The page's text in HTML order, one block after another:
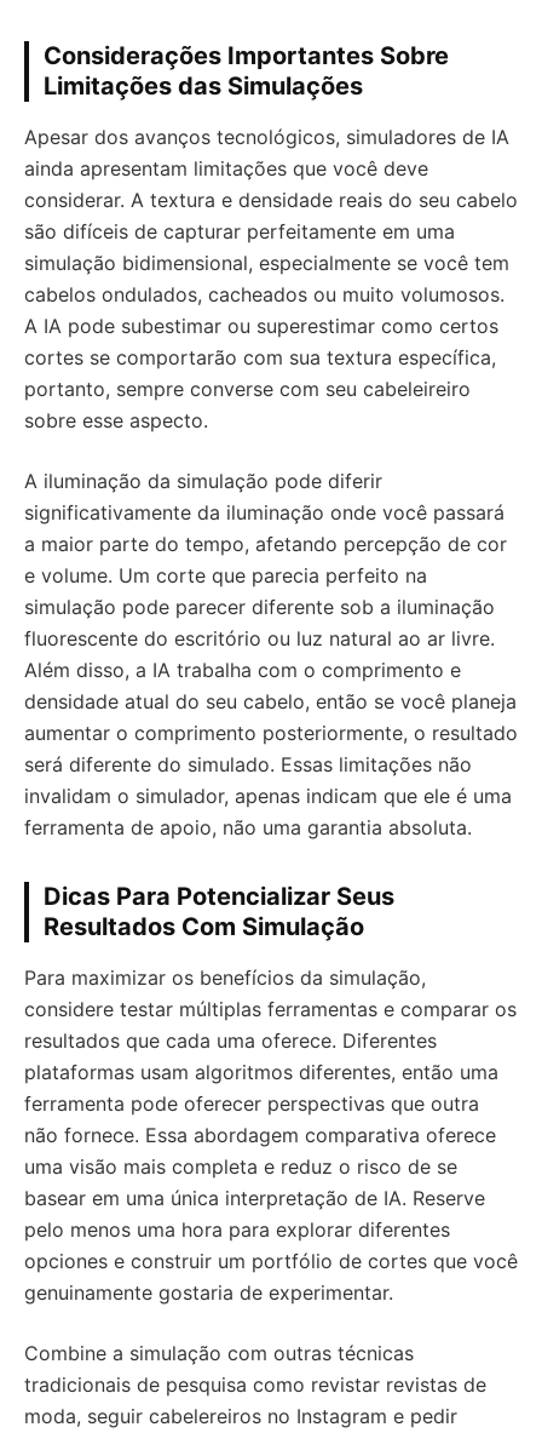
Considerações Importantes Sobre
Limitações das Simulações
Apesar dos avanços tecnológicos, simuladores de IA
ainda apresentam limitações que você deve
considerar. A textura e densidade reais do seu cabelo
são difíceis de capturar perfeitamente em uma
simulação bidimensional, especialmente se você tem
cabelos ondulados, cacheados ou muito volumosos.
A IA pode subestimar ou superestimar como certos
cortes se comportarão com sua textura específica,
portanto, sempre converse com seu cabeleireiro
sobre esse aspecto.
A iluminação da simulação pode diferir
significativamente da iluminação onde você passará
a maior parte do tempo, afetando percepção de cor
e volume. Um corte que parecia perfeito na
simulação pode parecer diferente sob a iluminação
fluorescente do escritório ou luz natural ao ar livre.
Além disso, a IA trabalha com o comprimento e
densidade atual do seu cabelo, então se você planeja
aumentar o comprimento posteriormente, o resultado
será diferente do simulado. Essas limitações não
invalidam o simulador, apenas indicam que ele é uma
ferramenta de apoio, não uma garantia absoluta.
Dicas Para Potencializar Seus
Resultados Com Simulação
Para maximizar os benefícios da simulação,
considere testar múltiplas ferramentas e comparar os
resultados que cada uma oferece. Diferentes
plataformas usam algoritmos diferentes, então uma
ferramenta pode oferecer perspectivas que outra
não fornece. Essa abordagem comparativa oferece
uma visão mais completa e reduz o risco de se
basear em uma única interpretação de IA. Reserve
pelo menos uma hora para explorar diferentes
opciones e construir um portfólio de cortes que você
genuinamente gostaria de experimentar.
Combine a simulação com outras técnicas
tradicionais de pesquisa como revistar revistas de
moda, seguir cabelereiros no Instagram e pedir